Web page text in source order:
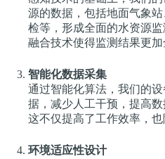
源的数据，包括地面气象
检等，形成全面的水资源
融合技术使得监测结果更加
智能化数据采集
通过智能化算法，我们的
据，减少人工干预，提高数
这不仅提高了工作效率，也
环境适应性设计